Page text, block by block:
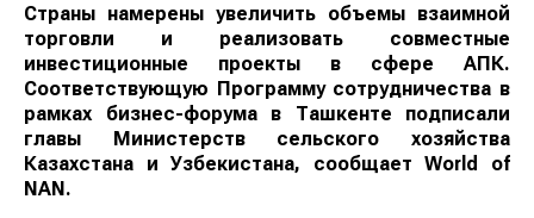
Страны намерены увеличить объемы взаимной
торговли и реализовать совместные
инвестиционные проекты в сфере АПК.
Соответствующую Программу сотрудничества в
рамках бизнес-форума в Ташкенте подписали
главы Министерств сельского хозяйства
Казахстана и Узбекистана, сообщаетWorld of
NAN.